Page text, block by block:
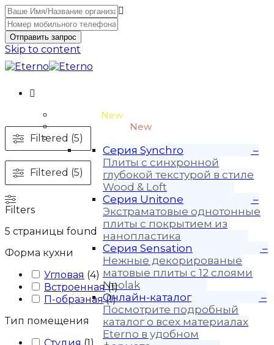
Отправить запрос
Skip to content
New
Wood-3 и Loft-2
New
Материалы
Серия Synchro
–
Плиты с синхронной
глубокой текстурой в стиле
Wood & Loft
Серия Unitone
–
Экстраматовые однотонные
плиты с покрытием из
нанопластика
Серия Sensation
–
Нежные декорированые
матовые плиты с 12 слоями
Neolak
Онлайн-каталог
–
Посмотрите подробный
каталог о всех материалах
Eterno в удобном
Filtered (5)
Filtered (5)
Filters
5 страницы found
Форма кухни
Угловая (4)
Встроенная (1)
П-образная (1)
Тип помещения